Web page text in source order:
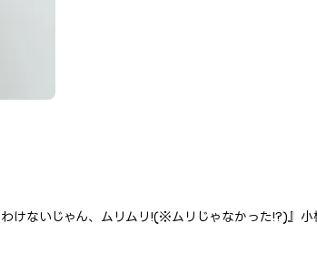
けないじゃん、ムリムリ!(※ムリじゃなかった!?)』小